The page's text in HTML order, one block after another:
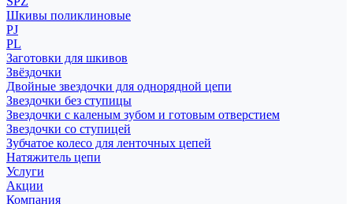
Шкивы поликлиновые
PJ
PL
Заготовки для шкивов
Звёздочки
Двойные звездочки для однорядной цепи
Звездочки без ступицы
Звездочки с каленым зубом и готовым отверстием
Звездочки со ступицей
Зубчатое колесо для ленточных цепей
Натяжитель цепи
Услуги
Акции
Компания